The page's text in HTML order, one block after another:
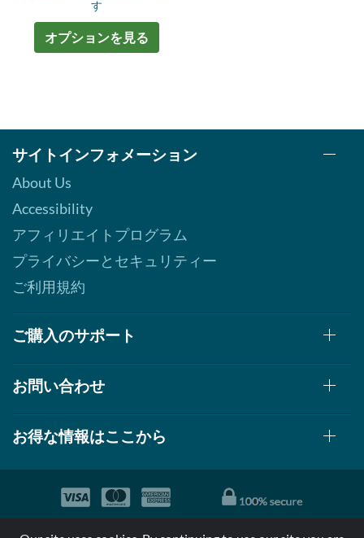
す
オプションを見る
サイトインフォメーション
About Us
Accessibility
アフィリエイトプログラム
プライバシーとセキュリティー
ご利用規約
ご購入のサポート
お問い合わせ
お得な情報はここから